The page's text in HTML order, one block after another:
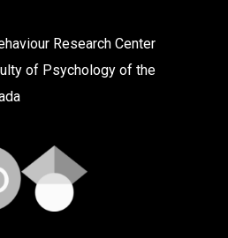
Research Center
of Psychology of the